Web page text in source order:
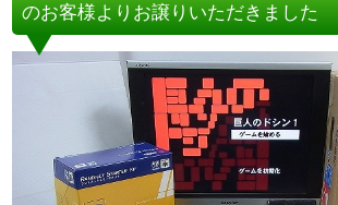
のお客様よりお譲りいただきました